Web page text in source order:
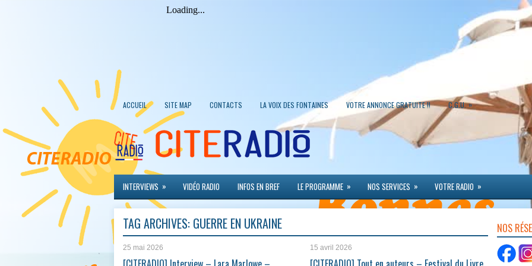
ACCUEIL SITE MAP CONTACTS LA VOIX DES FONTAINES VOTRE ANNONCE GRATUITE !! C.G.U. »
INTERVIEWS » VIDÉO RADIO INFOS EN BREF LE PROGRAMME » NOS SERVICES » VOTRE RADIO »
TAG ARCHIVES: GUERRE EN UKRAINE
25 mai 2026 15 avril 2026
NOS